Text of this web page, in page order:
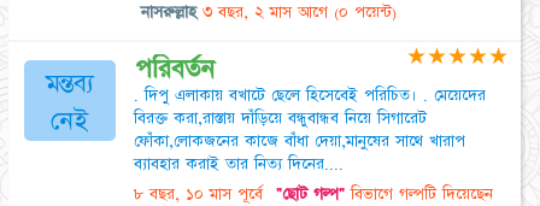
নাসরুল্লাহ ৩ বছর, ২ মাস আগে (০ পয়েন্ট)
মন্তব্য
নেই
পরিবর্তন
. দিপু এলাকায় বখাটে ছেলে হিসেবেই পরিচিত। . মেয়েদের
বিরক্ত করা,রাস্তায় দাঁড়িয়ে বন্ধুবান্ধব নিয়ে সিগারেট
ফোঁকা,লোকজনের কাজে বাঁধা দেয়া,মানুষের সাথে খারাপ
ব্যাবহার করাই তার নিত্য দিনের....
৮ বছর, ১০ মাস পূর্বে "ছোট গল্প"বিভাগে গল্পটি দিয়েছেন
★★★★★